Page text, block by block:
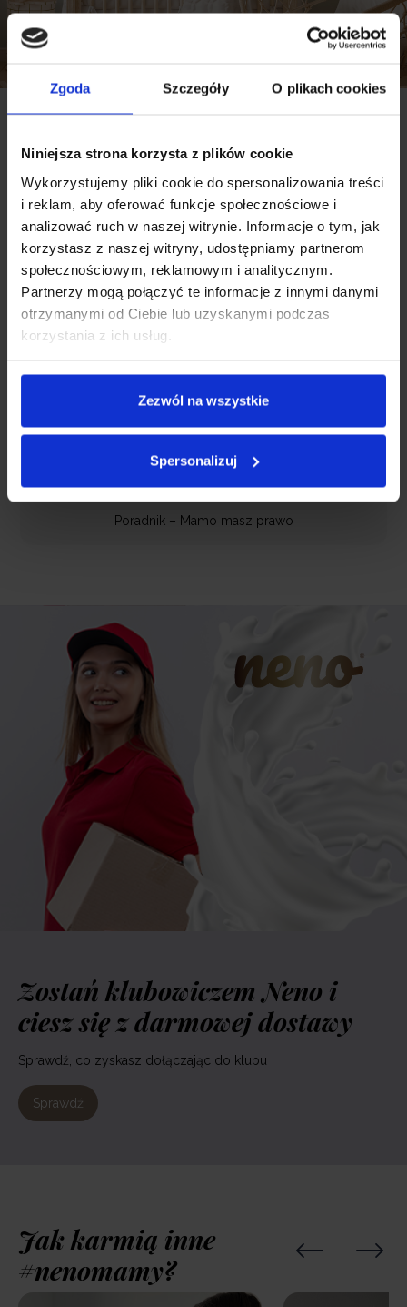
Zgoda Szczegóły O plikach cookies
Niniejsza strona korzysta z plików cookie
Wykorzystujemy pliki cookie do spersonalizowania treści
i reklam, aby oferować funkcje społecznościowe i
analizować ruch w naszej witrynie. Informacje o tym, jak
korzystasz z naszej witryny, udostępniamy partnerom
społecznościowym, reklamowym i analitycznym.
Partnerzy mogą połączyć te informacje z innymi danymi
otrzymanymi od Ciebie lub uzyskanymi podczas
korzystania z ich usług.
Zezwól na wszystkie
Spersonalizuj
Delikatna kolorystyka
Karuzela Neno Leo została zaprojektowana z
wykorzystaniem stonowanych, naturalnych barw,
takich jak beże i brązy, które pomagają uspokoić
malucha. Zastosowanie subtelnych odcieni w
karuzeli sprzyja wyciszeniu i tworzy przyjazne
otoczenie dla niemowlaka.
Darmowe e-booki dla
mam od Neno
Poradnik laktacyjny Neno
Poradnik – Mamo masz prawo
Zostań klubowiczem Neno i
ciesz się z darmowej dostawy
Sprawdź, co zyskasz dołączając do klubu
Sprawdź
Jak karmią inne
#nenomamy?